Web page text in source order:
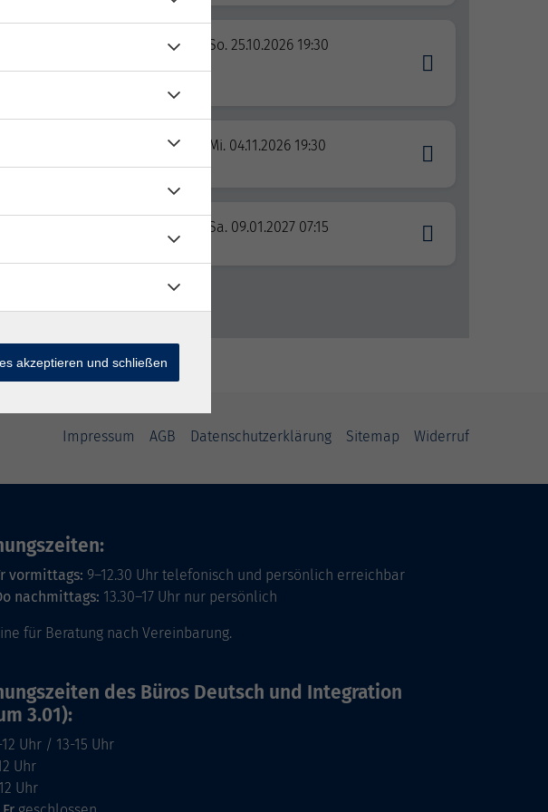
So. 25.10.2026 19:30
Mi. 04.11.2026 19:30
Sa. 09.01.2027 07:15
Impressum AGB Datenschutzerklärung Sitemap Widerruf
vormittags: 9–12.30 Uhr telefonisch und persönlich erreichbar
nachmittags: 13.30–17 Uhr nur persönlich
für Beratung nach Vereinbarung.
des Büros Deutsch und Integration
3.01):
12 Uhr / 13-15 Uhr
Uhr
Uhr
akzeptieren und schließen